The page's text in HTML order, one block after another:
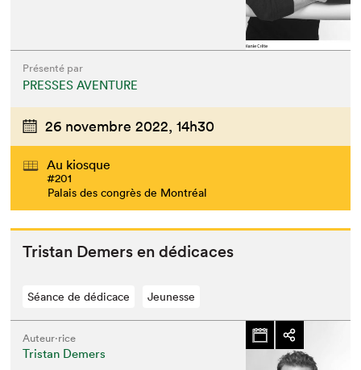
Présenté par
PRESSES AVENTURE
26 novembre 2022, 14h30
Au kiosque
#201
Palais des congrès de Montréal
Tris­tan Demers en dédicaces
Séance de dédicace Jeunesse
Auteur·rice
Tristan Demers